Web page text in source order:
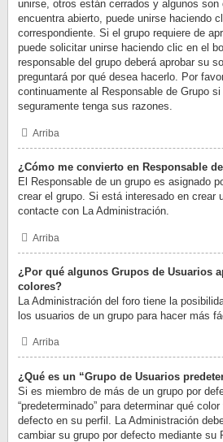
unirse, otros están cerrados y algunos
encuentra abierto, puede unirse haciendo
correspondiente. Si el grupo requiere de
puede solicitar unirse haciendo clic en el
responsable del grupo deberá aprobar su
preguntará por qué desea hacerlo. Por
continuamente al Responsable de Grupo
seguramente tenga sus razones.
Arriba
¿Cómo me convierto en Responsable
El Responsable de un grupo es asignado
crear el grupo. Si está interesado en crear
contacte con La Administración.
Arriba
¿Por qué algunos Grupos de Usuarios
colores?
La Administración del foro tiene la
los usuarios de un grupo para hacer más
Arriba
¿Qué es un “Grupo de Usuarios
Si es miembro de más de un grupo por
“predeterminado” para determinar qué
defecto en su perfil. La Administración
cambiar su grupo por defecto mediante su